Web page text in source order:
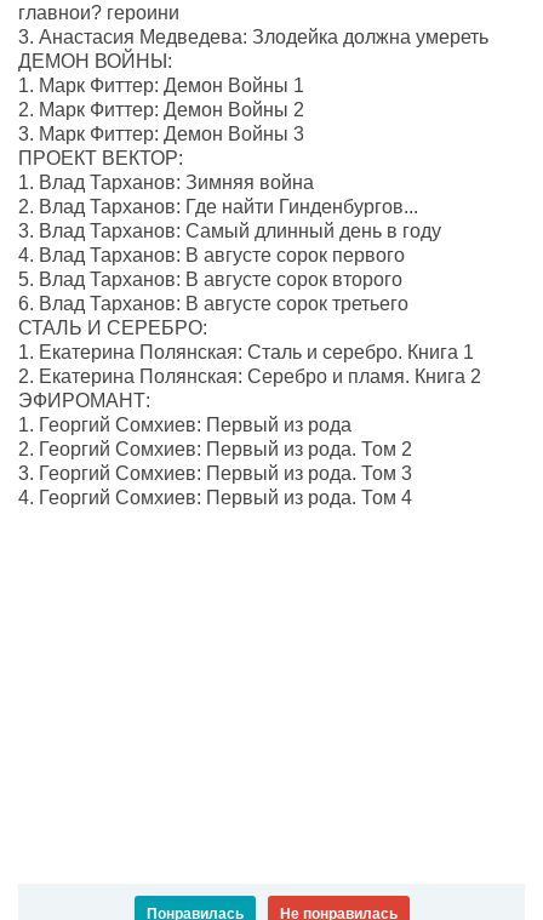
главнои? героини
3. Анастасия Медведева: Злодейка должна умереть
ДЕМОН ВОЙНЫ:
1. Марк Фиттер: Демон Войны 1
2. Марк Фиттер: Демон Войны 2
3. Марк Фиттер: Демон Войны 3
ПРОЕКТ ВЕКТОР:
1. Влад Тарханов: Зимняя война
2. Влад Тарханов: Где найти Гинденбургов...
3. Влад Тарханов: Самый длинный день в году
4. Влад Тарханов: В августе сорок первого
5. Влад Тарханов: В августе сорок второго
6. Влад Тарханов: В августе сорок третьего
СТАЛЬ И СЕРЕБРО:
1. Екатерина Полянская: Сталь и серебро. Книга 1
2. Екатерина Полянская: Серебро и пламя. Книга 2
ЭФИРОМАНТ:
1. Георгий Сомхиев: Первый из рода
2. Георгий Сомхиев: Первый из рода. Том 2
3. Георгий Сомхиев: Первый из рода. Том 3
4. Георгий Сомхиев: Первый из рода. Том 4
Понравилась Не понравилась